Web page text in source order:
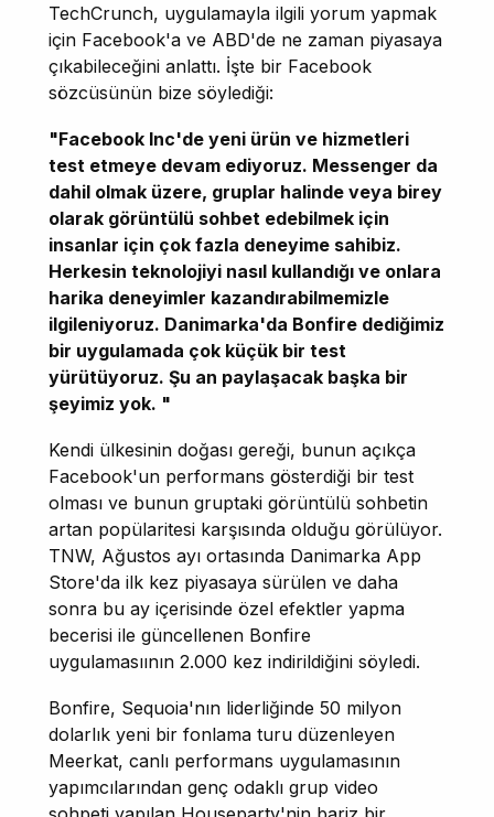
TechCrunch, uygulamayla ilgili yorum yapmak
için Facebook'a ve ABD'de ne zaman piyasaya
çıkabileceğini anlattı. İşte bir Facebook
sözcüsünün bize söylediği:
"Facebook Inc'de yeni ürün ve hizmetleri
test etmeye devam ediyoruz. Messenger da
dahil olmak üzere, gruplar halinde veya birey
olarak görüntülü sohbet edebilmek için
insanlar için çok fazla deneyime sahibiz.
Herkesin teknolojiyi nasıl kullandığı ve onlara
harika deneyimler kazandırabilmemizle
ilgileniyoruz. Danimarka'da Bonfire dediğimiz
bir uygulamada çok küçük bir test
yürütüyoruz. Şu an paylaşacak başka bir
şeyimiz yok. "
Kendi ülkesinin doğası gereği, bunun açıkça
Facebook'un performans gösterdiği bir test
olması ve bunun gruptaki görüntülü sohbetin
artan popülaritesi karşısında olduğu görülüyor.
TNW, Ağustos ayı ortasında Danimarka App
Store'da ilk kez piyasaya sürülen ve daha
sonra bu ay içerisinde özel efektler yapma
becerisi ile güncellenen Bonfire
uygulamasıının 2.000 kez indirildiğini söyledi.
Bonfire, Sequoia'nın liderliğinde 50 milyon
dolarlık yeni bir fonlama turu düzenleyen
Meerkat, canlı performans uygulamasının
yapımcılarından genç odaklı grup video